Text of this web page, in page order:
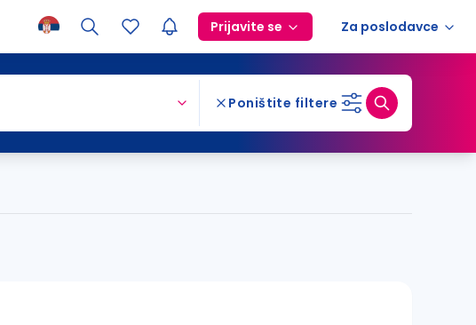
Prijavite se Za poslodavce
Poništite filtere